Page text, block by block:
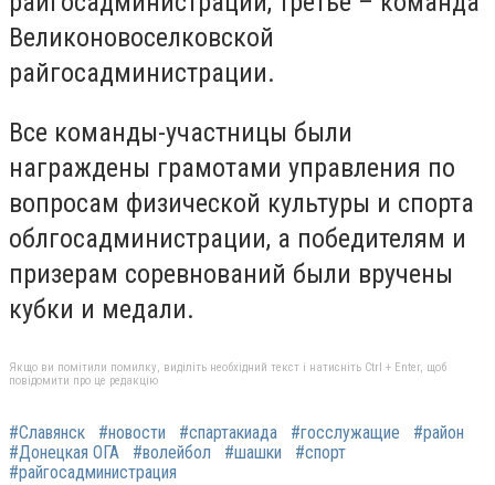
Великоновоселковской
райгосадминистрации.
Все команды-участницы были
награждены грамотами управления по
вопросам физической культуры и спорта
облгосадминистрации, а победителям и
призерам соревнований были вручены
кубки и медали.
Якщо ви помітили помилку, виділіть необхідний текст і натисніть Ctrl + Enter, щоб
повідомити про це редакцію
#Славянск #новости #спартакиада #госслужащие
#район
#Донецкая ОГА
#волейбол #шашки
#спорт
#райгосадминистрация